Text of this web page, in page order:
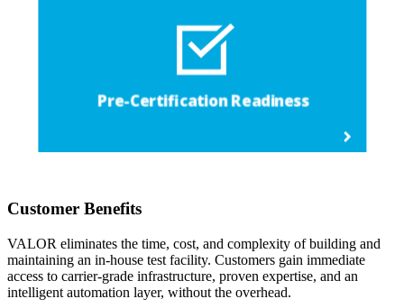
Customer Benefits
VALOR eliminates the time, cost, and complexity of building and
maintaining an in-house test facility. Customers gain immediate
access to carrier-grade infrastructure, proven expertise, and an
intelligent automation layer, without the overhead.